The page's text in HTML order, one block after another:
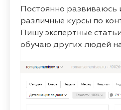
Постоянно развиваюсь
различные курсы по
Пишу экспертные
обучаю других людей